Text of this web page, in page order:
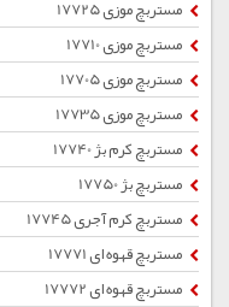
مستربچ موزی 17725
مستربچ موزی 17710
مستربچ موزی 17705
مستربچ موزی 17735
مستربچ کرم بژ 17740
مستربچ بژ 17750
مستربچ کرم آجری 17745
مستربچ قهوه ای 17771
مستربچ قهوه ای 17772